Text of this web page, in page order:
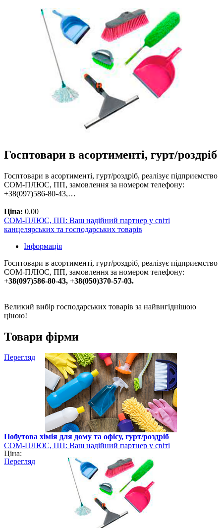
Госптовари в асортименті, гурт/роздріб
Госптовари в асортименті, гурт/роздріб, реалізує підприємство
СОМ-ПЛЮС, ПП, замовлення за номером телефону:
+38(097)586-80-43,…
Ціна: 0.00
СОМ-ПЛЮС, ПП: Ваш надійний партнер у світі
канцелярських та господарських товарів
Інформація
Госптовари в асортименті, гурт/роздріб, реалізує підприємство
СОМ-ПЛЮС, ПП, замовлення за номером телефону:
+38(097)586-80-43, +38(050)370-57-03.
Великий вибір господарських товарів за найвигіднішою
ціною!
Товари фірми
Перегляд
Побутова хімія для дому та офісу, гурт/роздріб
СОМ-ПЛЮС, ПП: Ваш надійний партнер у світі
канцелярських та господарських товарів
Ціна:
Перегляд